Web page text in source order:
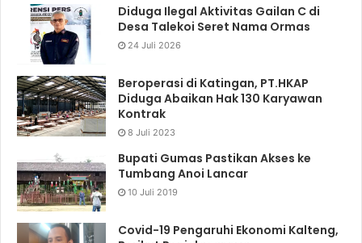
Diduga Ilegal Aktivitas Gailan C di
Desa Talekoi Seret Nama Ormas
24 Juli 2026
Beroperasi di Katingan, PT.HKAP
Diduga Abaikan Hak 130 Karyawan
Kontrak
8 Juli 2023
Bupati Gumas Pastikan Akses ke
Tumbang Anoi Lancar
10 Juli 2019
Covid-19 Pengaruhi Ekonomi Kalteng,